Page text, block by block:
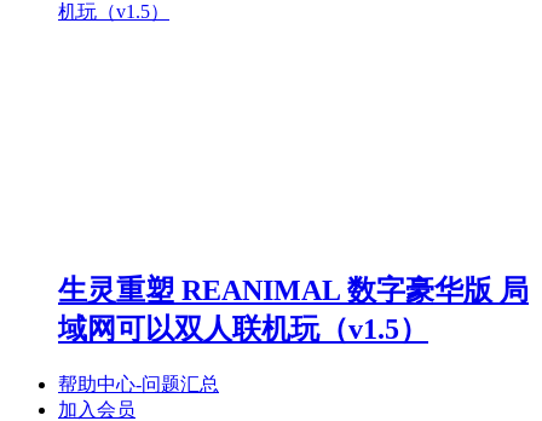
生灵重塑 REANIMAL 数字豪华版 局
域网可以双人联机玩（v1.5）
帮助中心-问题汇总
加入会员